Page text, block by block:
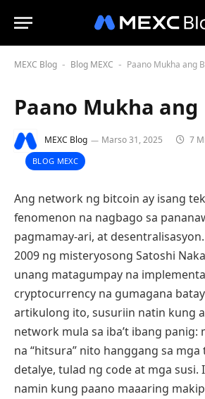
MEXC Blog - Blog MEXC - Paano Mukha ang
Paano Mukha ang
MEXC Blog Marso 31, 2025 7
BLOG MEXC
Ang network ng bitcoin ay isang
fenomenon na nagbago sa
pagmamay-ari, at
2009 ng misteryosong Satoshi
unang matagumpay na
cryptocurrency na gumagana
artikulong ito, susuriin natin kung
network mula sa iba’t ibang panig:
na “hitsura” nito hanggang sa mga
detalye, tulad ng code at mga
namin kung paano maaaring